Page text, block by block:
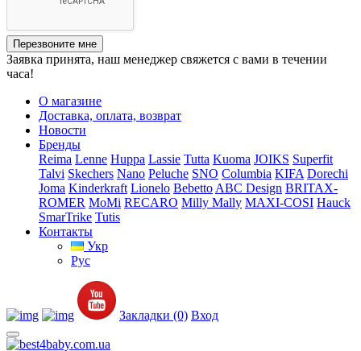
Перезвоните мне
Заявка принята, наш менеджер свяжется с вами в течении
часа!
О магазине
Доставка, оплата, возврат
Новости
Бренды
Reima Lenne Huppa Lassie Tutta Kuoma JOIKS Superfit
Talvi Skechers Nano Peluche SNO Columbia KIFA Dorechi
Joma Kinderkraft Lionelo Bebetto ABC Design BRITAX-
ROMER MoMi RECARO Milly Mally MAXI-COSI Hauck
SmarTrike Tutis
Контакты
Укр
Рус
Закладки (0) Вход